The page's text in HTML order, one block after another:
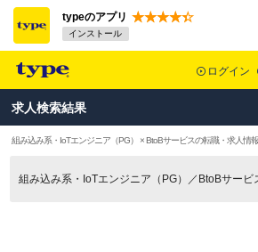
typeのアプリ
インストール
ログイン
求人検索結果
組み込み系・IoTエンジニア（PG） × BtoBサービスの転職・求人情報
組み込み系・IoTエンジニア（PG）／BtoBサービ